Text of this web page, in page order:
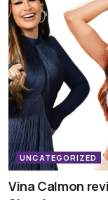
UNCATEGORIZED
Vina Calmon